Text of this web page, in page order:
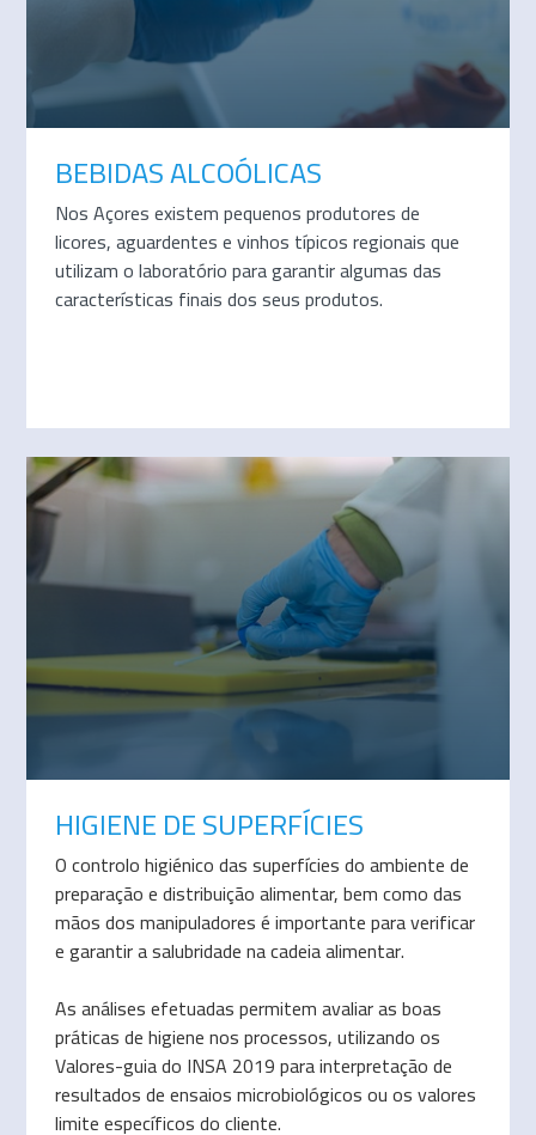
BEBIDAS ALCOÓLICAS
Nos Açores existem pequenos produtores de
licores, aguardentes e vinhos típicos regionais que
utilizam o laboratório para garantir algumas das
características finais dos seus produtos.
HIGIENE DE SUPERFÍCIES
O controlo higiénico das superfícies do ambiente de
preparação e distribuição alimentar, bem como das
mãos dos manipuladores é importante para verificar
e garantir a salubridade na cadeia alimentar.
As análises efetuadas permitem avaliar as boas
práticas de higiene nos processos, utilizando os
Valores-guia do INSA 2019 para interpretação de
resultados de ensaios microbiológicos ou os valores
limite específicos do cliente.